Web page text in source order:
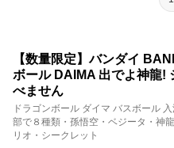
【数量限定】バンダイ
ボール DAIMA 出でよ神龍!
べません
ドラゴンボール ダイマ バスボール
部で８種類・孫悟空・ベジータ・神
リオ・シークレット